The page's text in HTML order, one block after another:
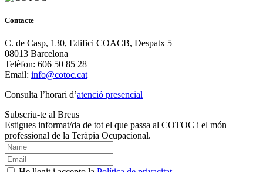
Contacte
C. de Casp, 130, Edifici COACB, Despatx 5
08013 Barcelona
Telèfon: 606 50 85 28
Email: info@cotoc.cat
Consulta l’horari d’atenció presencial
Subscriu-te al Breus
Estigues informat/da de tot el que passa al COTOC i el món
professional de la Teràpia Ocupacional.